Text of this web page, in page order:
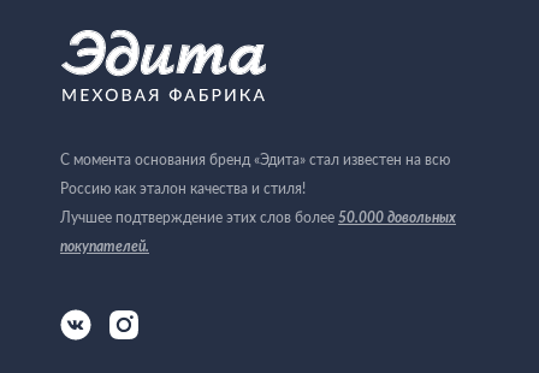
С момента основания бренд «Эдита» стал известен на всю
Россию как эталон качества и стиля!
Лучшее подтверждение этих слов более 50.000 довольных
покупателей.